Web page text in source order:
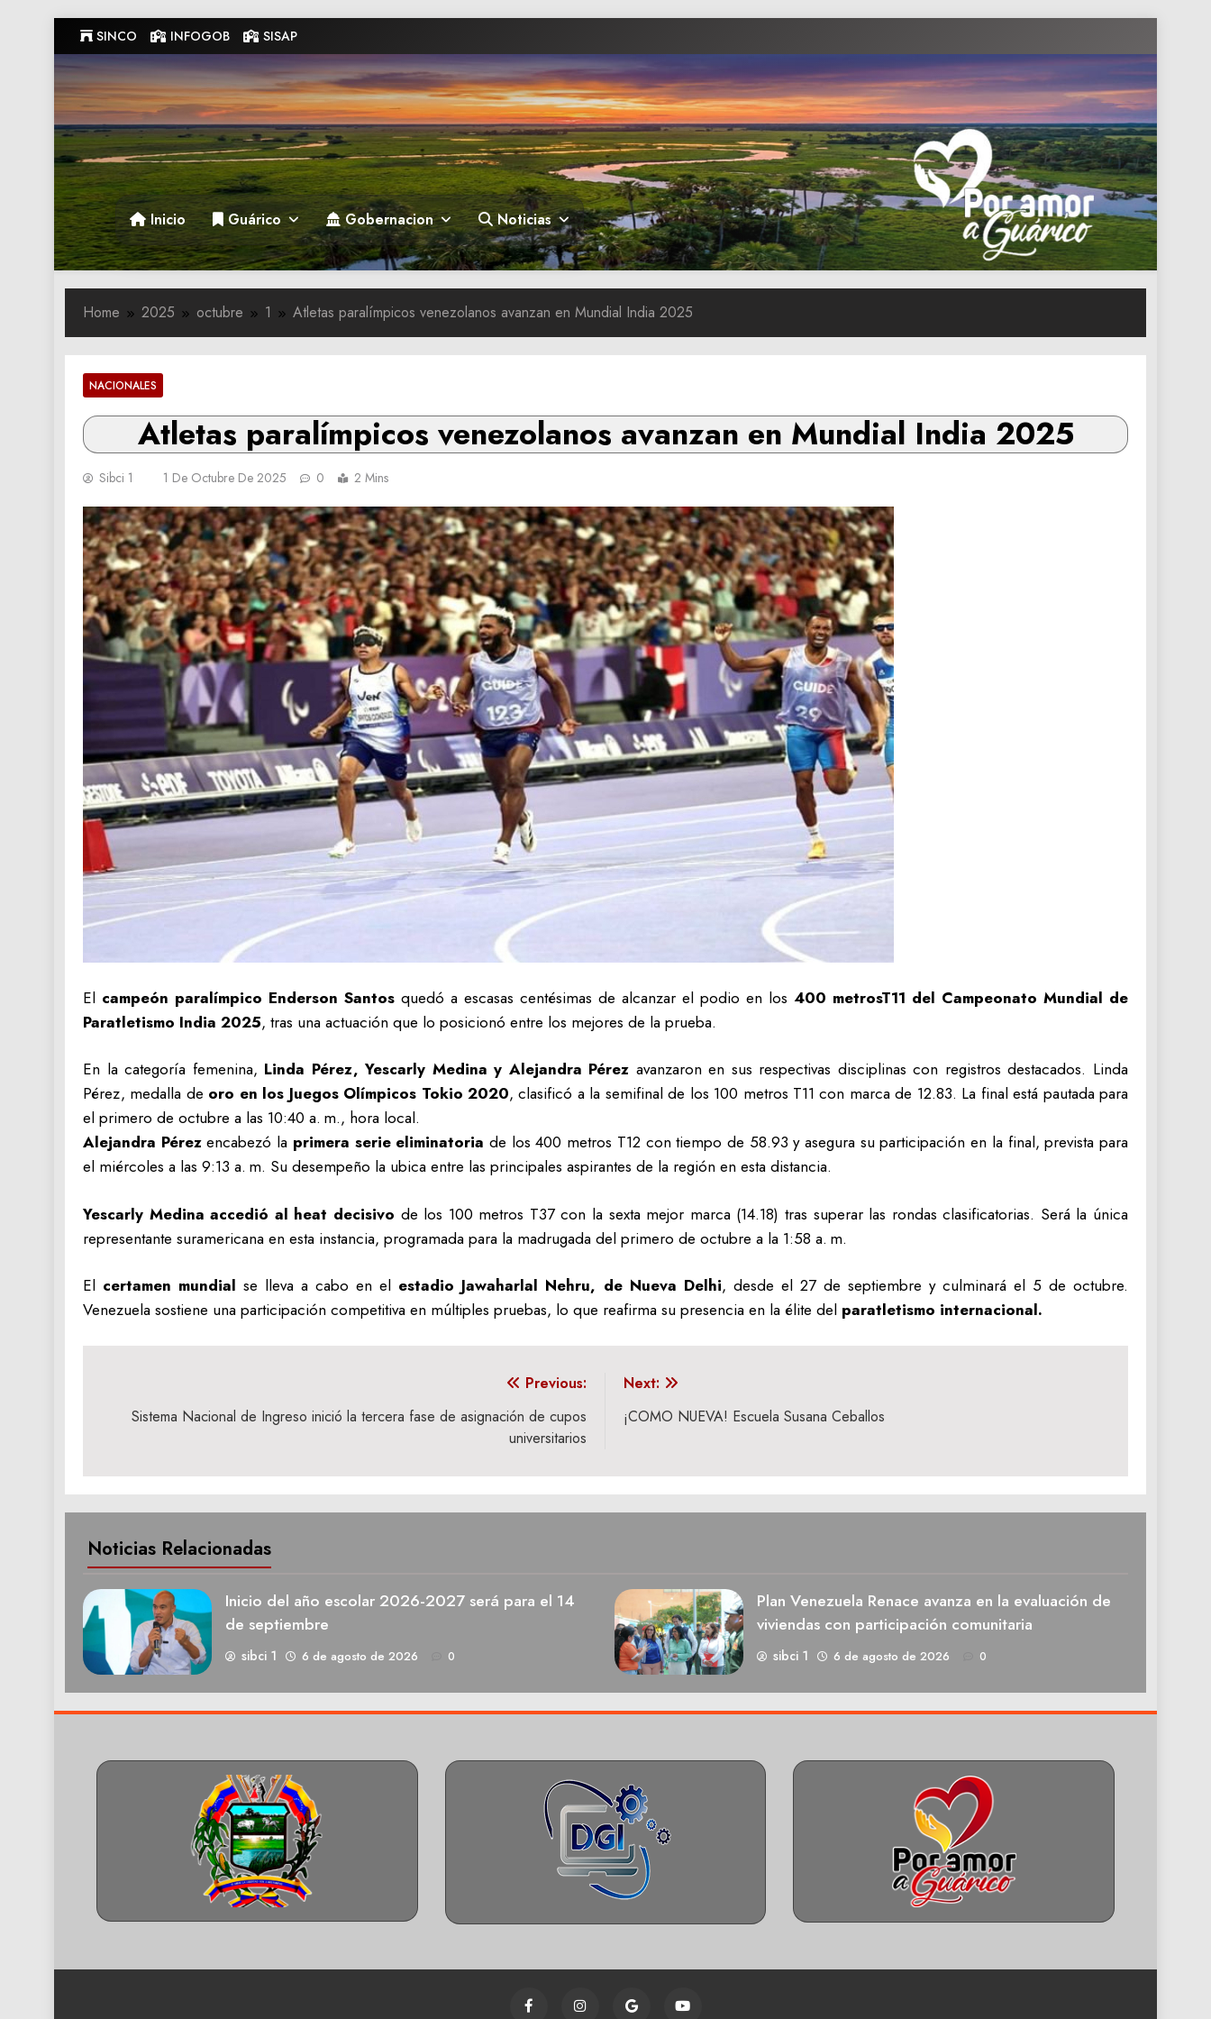
to
content
SINCO INFOGOB SISAP
Gobernacion de Guarico
Gobernacion de Guarico
Inicio Guárico Gobernacion Noticias
Home 2025 octubre 1 Atletas paralímpicos venezolanos avanzan en Mundial India 2025
NACIONALES
Atletas paralímpicos venezolanos avanzan en Mundial India 2025
Sibci 1 1 De Octubre De 2025 0 2 Mins
El campeón paralímpico Enderson Santos quedó a escasas centésimas de alcanzar el podio en los 400 metrosT11 del Campeonato Mundial de
Paratletismo India 2025, tras una actuación que lo posicionó entre los mejores de la prueba.
En la categoría femenina, Linda Pérez, Yescarly Medina y Alejandra Pérez avanzaron en sus respectivas disciplinas con registros destacados. Linda
Pérez, medalla de oro en los Juegos Olímpicos Tokio 2020, clasificó a la semifinal de los 100 metros T11 con marca de 12.83. La final está pautada para
el primero de octubre a las 10:40 a. m., hora local.
Alejandra Pérezencabezó la primera serie eliminatoria de los 400 metros T12 con tiempo de 58.93 y asegura su participación en la final, prevista para
el miércoles a las 9:13 a. m. Su desempeño la ubica entre las principales aspirantes de la región en esta distancia.
Yescarly Medina accedió al heat decisivo de los 100 metros T37 con la sexta mejor marca (14.18) tras superar las rondas clasificatorias. Será la única
representante suramericana en esta instancia, programada para la madrugada del primero de octubre a la 1:58 a. m.
El certamen mundialse lleva a cabo en el estadio Jawaharlal Nehru, de Nueva Delhi, desde el 27 de septiembre y culminará el 5 de octubre.
Venezuela sostiene una participación competitiva en múltiples pruebas, lo que reafirma su presencia en la élite del paratletismo internacional.
Previous:
Sistema Nacional de Ingreso inició la tercera fase de asignación de cupos
universitarios
Next:
¡COMO NUEVA! Escuela Susana Ceballos
Noticias Relacionadas
Inicio del año escolar 2026-2027 será para el 14
de septiembre
sibci 1 6 de agosto de 2026 0
Plan Venezuela Renace avanza en la evaluación de
viviendas con participación comunitaria
sibci 1 6 de agosto de 2026 0